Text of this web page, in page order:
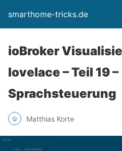
smarthome-tricks.de
ioBroker
lovelace – Teil 19 –
Sprachsteuerung
Matthias Korte